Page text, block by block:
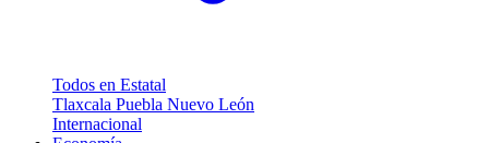
Todos en Estatal
Tlaxcala Puebla Nuevo León
Internacional